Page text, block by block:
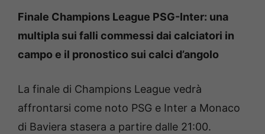
Finale Champions League PSG-Inter: una
multipla sui falli commessi dai calciatori in
campo e il pronostico sui calci d’angolo
La finale di Champions League vedrà
affrontarsi come noto PSG e Inter a Monaco
di Baviera stasera a partire dalle 21:00.